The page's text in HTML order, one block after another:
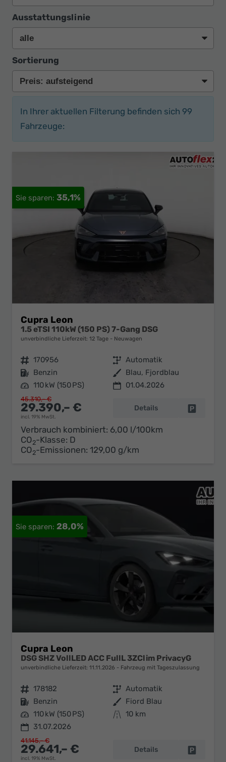
Ausstattungslinie
Sortierung
In Ihrer aktuellen Filterung befinden sich 99
Fahrzeuge:
35,1%
Cupra Leon
1.5 eTSI 110kW (150 PS) 7-Gang DSG
unverbindliche Lieferzeit: 12 Tage Neuwagen
Fahrzeugnr. 170956 Getriebe Automatik
Kraftstoff Benzin Außenfarbe Blau, Fjordblau
Leistung 110 kW (150 PS) 01.04.2026
29.390,– €
incl. 19% MwSt.
45.310,– €
Details
Verbrauch kombiniert: 6,00 l/100km
CO2-Klasse: D
CO2-Emissionen: 129,00 g/km
28,0%
Cupra Leon
DSG SHZ VollLED ACC FullL 3ZClim PrivacyG
unverbindliche Lieferzeit: 11.11.2026 Fahrzeug mit Tageszulassung
Fahrzeugnr. 178182 Getriebe Automatik
Kraftstoff Benzin Außenfarbe Fiord Blau
Leistung 110 kW (150 PS) Kilometerstand 10 km
31.07.2026
29.641,– €
incl. 19% MwSt.
41.145,– €
Details